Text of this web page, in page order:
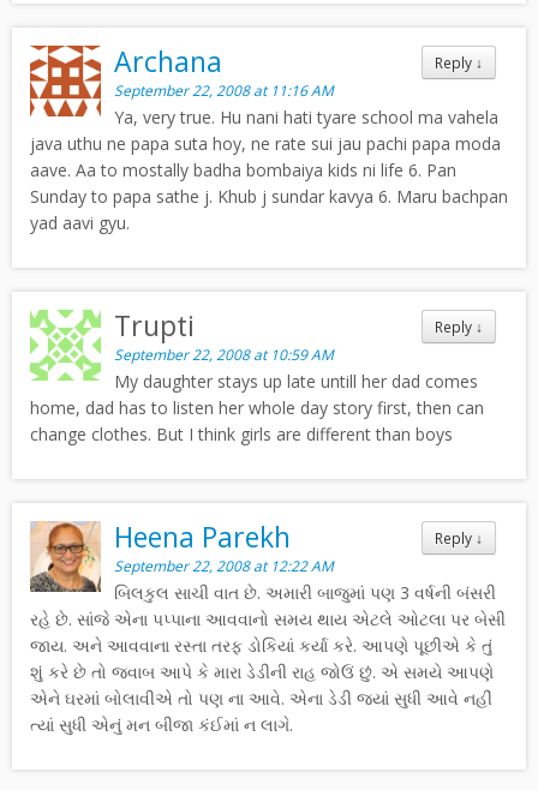
Reply ↓
Archana
September 22, 2008 at 11:16 AM
Ya, very true. Hu nani hati tyare school ma vahela
java uthu ne papa suta hoy, ne rate sui jau pachi papa moda
aave. Aa to mostally badha bombaiya kids ni life 6. Pan
Sunday to papa sathe j. Khub j sundar kavya 6. Maru bachpan
yad aavi gyu.
Reply ↓
Trupti
September 22, 2008 at 10:59 AM
My daughter stays up late untill her dad comes
home, dad has to listen her whole day story first, then can
change clothes. But I think girls are different than boys
Reply ↓
Heena Parekh
September 22, 2008 at 12:22 AM
બિલકુલ સાચી વાત છે. અમારી બાજુમાં પણ 3 વર્ષની બંસરી
રહે છે. સાંજે એના પપ્પાના આવવાનો સમય થાય એટલે ઓટલા પર બેસી
જાય. અને આવવાના રસ્તા તરફ ડોકિયાં કર્યા કરે. આપણે પૂછીએ કે તું
શું કરે છે તો જવાબ આપે કે મારા ડેડીની રાહ જોઉં છું. એ સમયે આપણે
એને ઘરમાં બોલાવીએ તો પણ ના આવે. એના ડેડી જ્યાં સુધી આવે નહીં
ત્યાં સુધી એનું મન બીજા કંઈમાં ન લાગે.